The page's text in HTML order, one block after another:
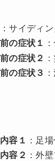
：サイディ
の症状１
の症状２
の症状３
容１
：足
容２ ：外